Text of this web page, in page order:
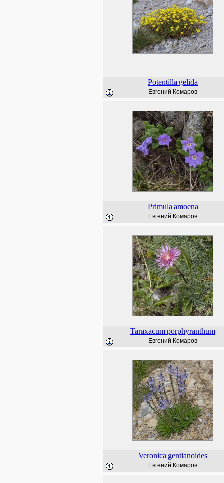
Potentilla gelida
Евгений Комаров
Primula amoena
Евгений Комаров
Taraxacumporphyranthum
Евгений Комаров
Veronica gentianoides
Евгений Комаров